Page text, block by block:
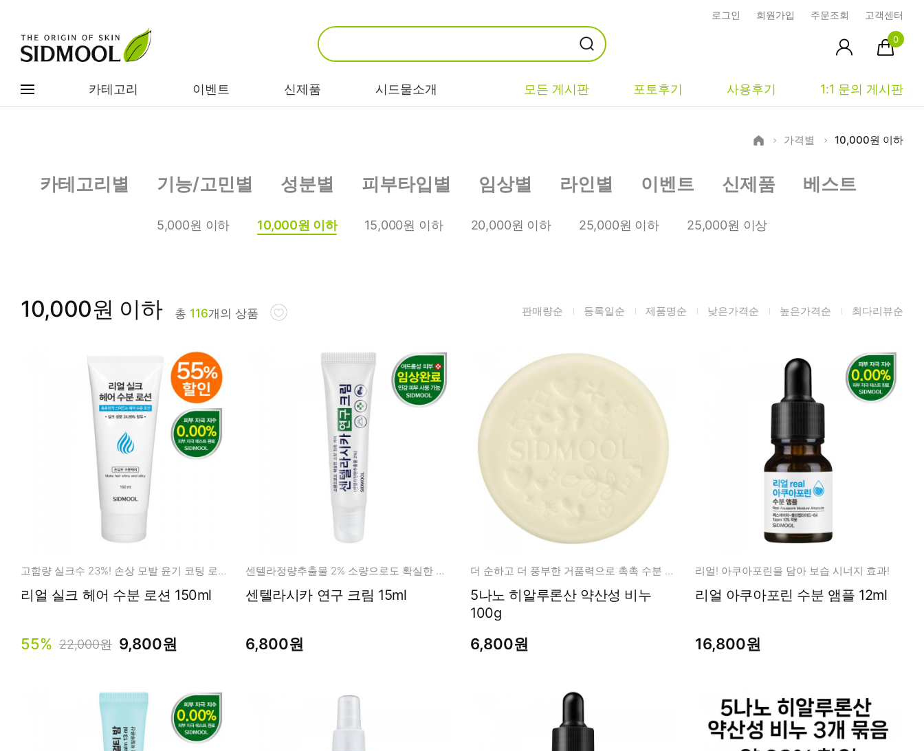
로그인 회원가입 주문조회 고객센터
0
카테고리 이벤트 신제품 시드물소개 모든 게시판 포토후기 사용후기 1:1 문의 게시판
카테고리별
피부타입별
베스트
이벤트
비누/클렌징
마스크/팩/필링
로션
크림
바디/헤어/핸드/
소품
트러블/시카
민감/건조/속당
헤드
각질관리
장벽케어
미취학
청소년
EGF/FGF/IGF
콜라겐
녹차/EGCG
알로에
아하/바하/파하/
호호바
카렌듈라
동백
무오일
트라넥사믹
중성
시사모
상품문의
텍스트 사용후기
포토사용 후기
해외배송문의
시드물 매니아
가격별 10,000원 이하
카테고리별 기능/고민별 성분별 피부타입별 임상별 라인별 이벤트 신제품 베스트
5,000원 이하 10,000원 이하 15,000원 이하 20,000원 이하 25,000원 이하 25,000원 이상
10,000원 이하 총 116개의 상품 판매량순 등록일순 제품명순 낮은가격순 높은가격순 최다리뷰순
고함량 실크수 23%! 손상 모발 윤기 코팅 로션
리얼 실크 헤어 수분 로션 150ml
55% 22,000원 9,800원
센텔라정량추출물 2% 소량으로도 확실한 스팟 집중 케어
센텔라시카 연구 크림 15ml
6,800원
더 순하고 더 풍부한 거품력으로 촉촉 수분 영양 클렌징!
5나노 히알루론산 약산성 비누
100g
6,800원
리얼! 아쿠아포린을 담아 보습 시너지 효과!
리얼 아쿠아포린 수분 앰플 12ml
16,800원